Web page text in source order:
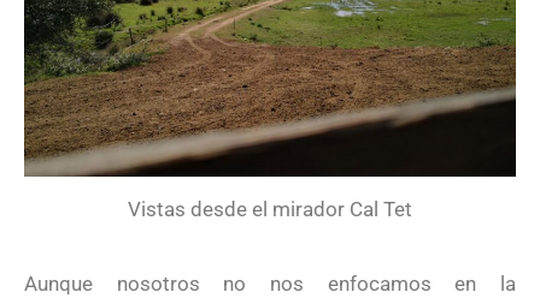
Vistas desde el mirador Cal Tet
Aunque nosotros no nos enfocamos en la